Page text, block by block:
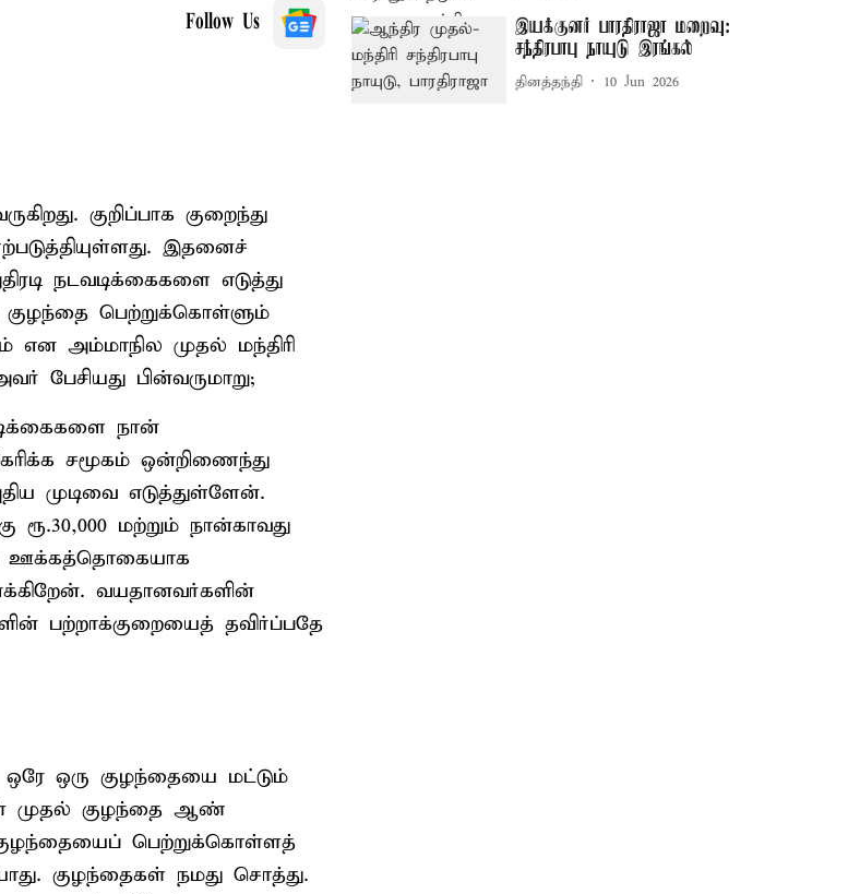
Follow Us
குறிப்பாக குறைந்து
இதனைச்
நடவடிக்கைகளை எடுத்து
குழந்தை பெற்றுக்கொள்ளும்
என அம்மாநில முதல் மந்திரி
பேசியது பின்வருமாறு;
நான்
சமூகம் ஒன்றிணைந்து
முடிவை எடுத்துள்ளேன்.
மற்றும் நான்காவது
ஊக்கத்தொகையாக
வயதானவர்களின்
பற்றாக்குறையைத் தவிர்ப்பதே
ஒரே ஒரு குழந்தையை மட்டும்
முதல் குழந்தை ஆண்
பெற்றுக்கொள்ளத்
குழந்தைகள் நமது சொத்து.
இயக்குனர் பாரதிராஜா மறைவு:
சந்திரபாபு நாயுடு இரங்கல்
தினத்தந்தி 10 Jun 2026